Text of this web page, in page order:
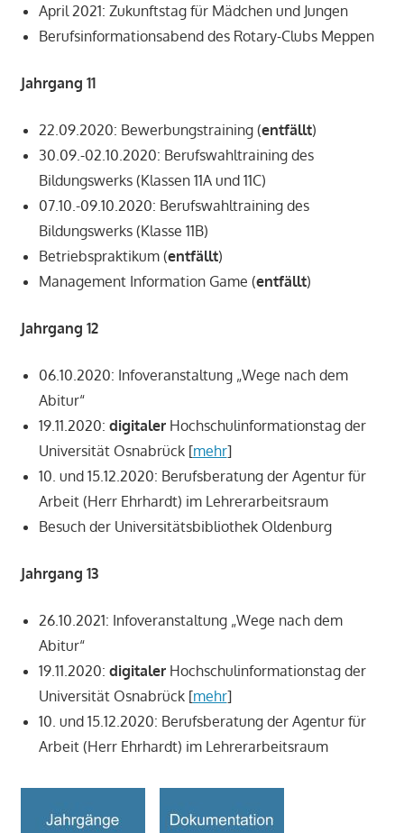
April 2021: Zukunftstag für Mädchen und Jungen
Berufsinformationsabend des Rotary-Clubs Meppen
Jahrgang 11
22.09.2020: Bewerbungstraining (entfällt)
30.09.-02.10.2020: Berufswahltraining des
Bildungswerks (Klassen 11A und 11C)
07.10.-09.10.2020: Berufswahltraining des
Bildungswerks (Klasse 11B)
Betriebspraktikum (entfällt)
Management Information Game (entfällt)
Jahrgang 12
06.10.2020: Infoveranstaltung „Wege nach dem
Abitur“
19.11.2020: digitalerHochschulinformationstag der
Universität Osnabrück [mehr]
10. und 15.12.2020: Berufsberatung der Agentur für
Arbeit (Herr Ehrhardt) im Lehrerarbeitsraum
Besuch der Universitätsbibliothek Oldenburg
Jahrgang 13
26.10.2021: Infoveranstaltung „Wege nach dem
Abitur“
19.11.2020: digitalerHochschulinformationstag der
Universität Osnabrück [mehr]
10. und 15.12.2020: Berufsberatung der Agentur für
Arbeit (Herr Ehrhardt) im Lehrerarbeitsraum